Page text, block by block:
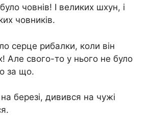
човнів! І великих шхун, і
човників.
серце рибалки, коли він
Але свого-то у нього не було
за що.
березі, дивився на чужі